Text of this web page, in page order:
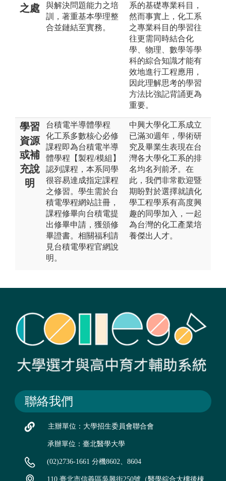
之處
與解決問題能力之培
訓，著重基本學理整
合並鏈結至實務。
系的基礎專業科目，
然而事實上，化工系
之專業科目的學習往
往更需同時結合化
學、物理、數學等學
科的綜合知識才能有
效地進行工程應用，
因此理解思考的學習
方法比強記背誦更為
重要。
學習
資源
或補
充說
明
台積電半導體學程
化工系多數核心必修
課程即為台積電半導
體學程【製程/模組】
認列課程，本系同學
很容易達成指定課程
之修習。學生需於台
積電學程網站註冊，
課程修畢向台積電提
出修畢申請，獲頒修
畢證書。相關福利請
見台積電學程官網說
明。
中興大學化工系成立
已滿30週年，學術研
究及畢業生表現在台
灣各大學化工系的排
名均名列前矛。在
此，我們非常歡迎暨
期盼對於選擇就讀化
學工程學系有高度興
趣的同學加入，一起
為台灣的化工產業培
養傑出人才。
聯絡我們
主辦單位：大學招生委員會聯合會
承辦單位：臺北醫學大學
(02)2736-1661 分機8602、8604
110 臺北市信義區吳興街250號（醫學綜合大樓後棟